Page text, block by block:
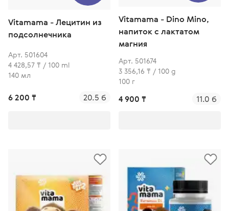
Завершён
Сияй и вдохновляй
Vitamama - Лецитин из
подсолнечника
Арт. 501604
4 428,57 ₸ / 100 ml
140 мл
6 200 ₸ 20.5 б
Vitamama - Dino Mino,
напиток с лактатом
магния
Арт. 501674
3 356,16 ₸ / 100 g
100 г
4 900 ₸ 11.0 б